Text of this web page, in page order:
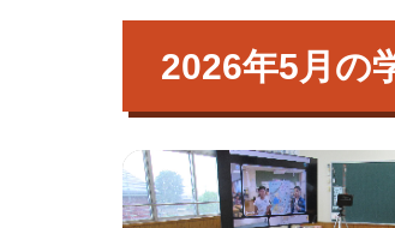
2026年5月の